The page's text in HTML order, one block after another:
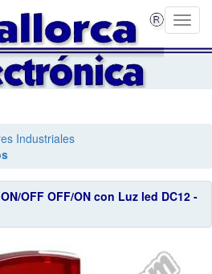
Industriales
OFF OFF/ON con Luz led DC12 -